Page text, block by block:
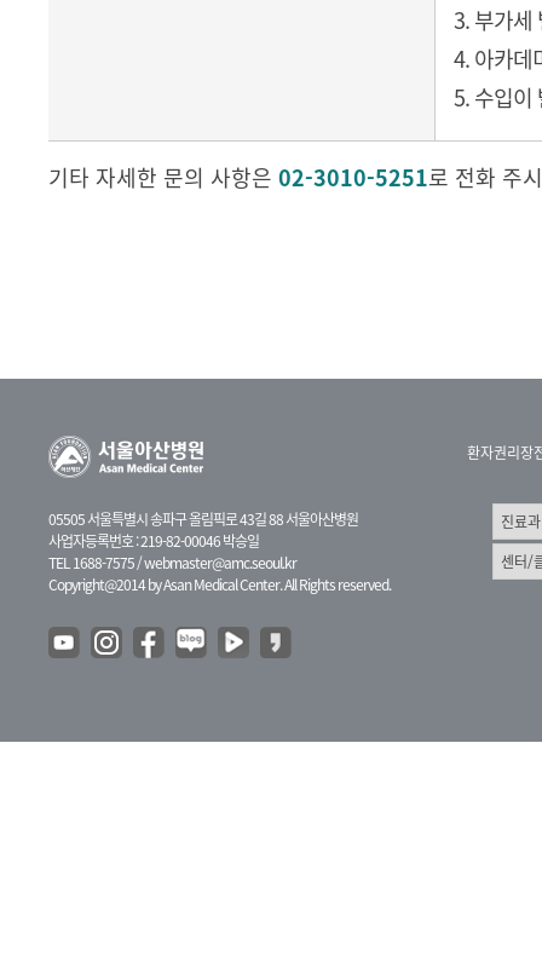
3. 부가세
4. 아카데
5. 수입이
기타 자세한 문의 사항은 02-3010-5251로 전화 주
05505 서울특별시 송파구 올림픽로 43길 88 서울아산병원
사업자등록번호 : 219-82-00046 박승일
TEL 1688-7575 /webmaster@amc.seoul.kr
Copyright@2014 by Asan Medical Center. All Rights reserved.
환자권리장